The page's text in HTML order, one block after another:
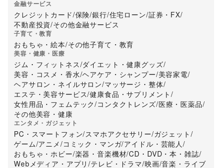
金融サービス
クレジットカード/保険/銀行/住宅ローン/証券・FX/
不動産投資/その他金融サービス
子育て・教育
おもちゃ・絵本/その他子育て・教育
美容・健康・医療
ジム・フィットネス/ダイエット・健康グッズ/
美容・コスメ・香水/ヘアケア・シャンプー/美容家電/
ヘアサロン・ネイルサロン/マッサージ・整体/
エステ・美容サービス/健康食品・サプリメント /
女性用品・フェムテック/コンタクトレンズ/医療・医薬品/
その他美容・健康
エンタメ・ガジェット
PC・スマートフォン/スマホアクセサリー/ガジェット /
ゲーム/アニメ/コミック・マンガ/アイドル・芸能人/
おもちゃ・ホビー/楽器・音楽機材/CD・DVD・本・雑誌/
Webメディア・アプリ/テレビ・ドラマ/映画/音楽・ライブ